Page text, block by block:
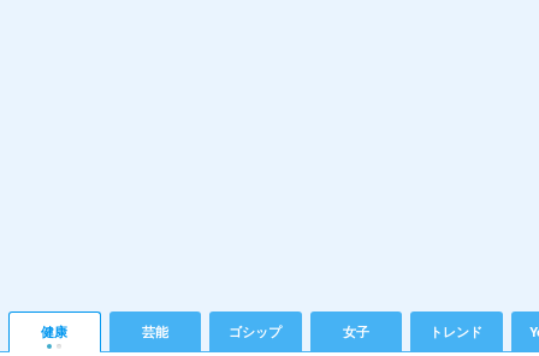
健康 芸能 ゴシップ 女子 トレンド